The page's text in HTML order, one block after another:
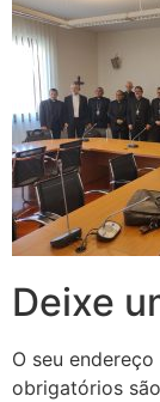
Deixe
O seu
obrigatórios